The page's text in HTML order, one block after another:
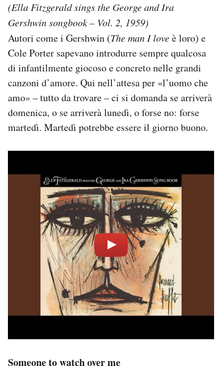
(Ella Fitzgerald sings the George and Ira
Gershwin songbook – Vol. 2, 1959)
Autori come i Gershwin (The man I loveè loro) e
Cole Porter sapevano introdurre sempre qualcosa
di infantilmente giocoso e concreto nelle grandi
canzoni d’amore. Qui nell’attesa per «l’uomo che
amo» – tutto da trovare – ci si domanda se arriverà
domenica, o se arriverà lunedì, o forse no: forse
martedì. Martedì potrebbe essere il giorno buono.
Someone to watch over me